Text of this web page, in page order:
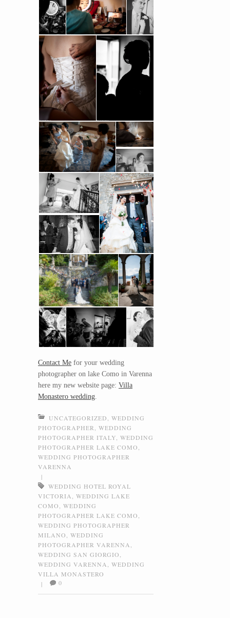
Contact Me for your wedding
photographer on lake Como in Varenna
here my new website page: Villa
Monastero wedding.
UNCATEGORIZED
WEDDING
PHOTOGRAPHER
WEDDING
PHOTOGRAPHER ITALY WEDDING
PHOTOGRAPHER LAKE COMO
WEDDING PHOTOGRAPHER
VARENNA
|
WEDDING HOTEL ROYAL
VICTORIA
WEDDING LAKE
COMO
WEDDING
PHOTOGRAPHER LAKE COMO
WEDDING PHOTOGRAPHER
MILANO
WEDDING
PHOTOGRAPHER VARENNA
WEDDING SAN GIORGIO
WEDDING VARENNA
WEDDING
VILLA MONASTERO
|
0